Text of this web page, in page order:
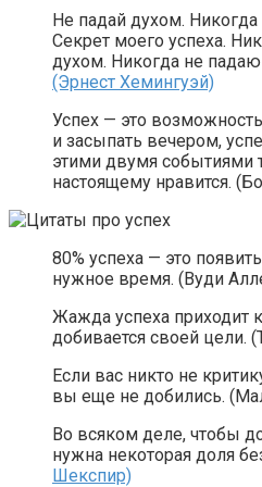
Не падай духом.
Секрет моего успеха.
духом. Никогда не
(Эрнест Хемингуэй)
Успех — это
и засыпать вечером,
этими двумя событиями
настоящему нравится.
80% успеха — это
нужное время. (Вуди
Жажда успеха приходит
добивается своей цели.
Если вас никто не
вы еще не добились.
Во всяком деле, чтобы
нужна некоторая доля
Шекспир)